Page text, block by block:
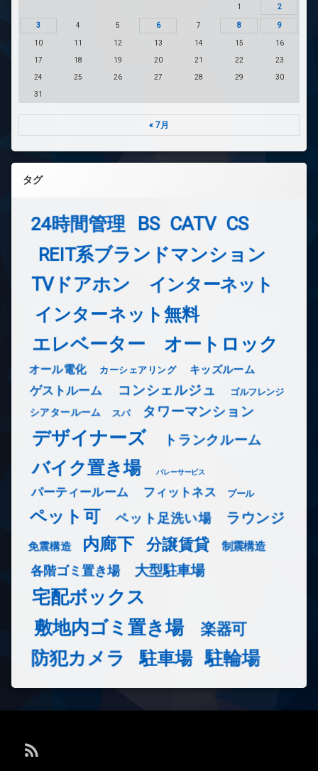
1 2
3 4 5 6 7 8 9
10 11 12 13 14 15 16
17 18 19 20 21 22 23
24 25 26 27 28 29 30
31
« 7月
タグ
24時間管理 BS CATV CS
REIT系ブランドマンション
TVドアホン インターネット
インターネット無料
エレベーター オートロック
オール電化 カーシェアリング キッズルーム
ゲストルーム コンシェルジュ ゴルフレンジ
シアタールーム スパ タワーマンション
デザイナーズ トランクルーム
バイク置き場 バレーサービス
パーティールーム フィットネス プール
ペット可 ペット足洗い場 ラウンジ
免震構造 内廊下 分譲賃貸 制震構造
各階ゴミ置き場 大型駐車場
宅配ボックス
敷地内ゴミ置き場
楽器可
防犯カメラ 駐車場 駐輪場
RSS